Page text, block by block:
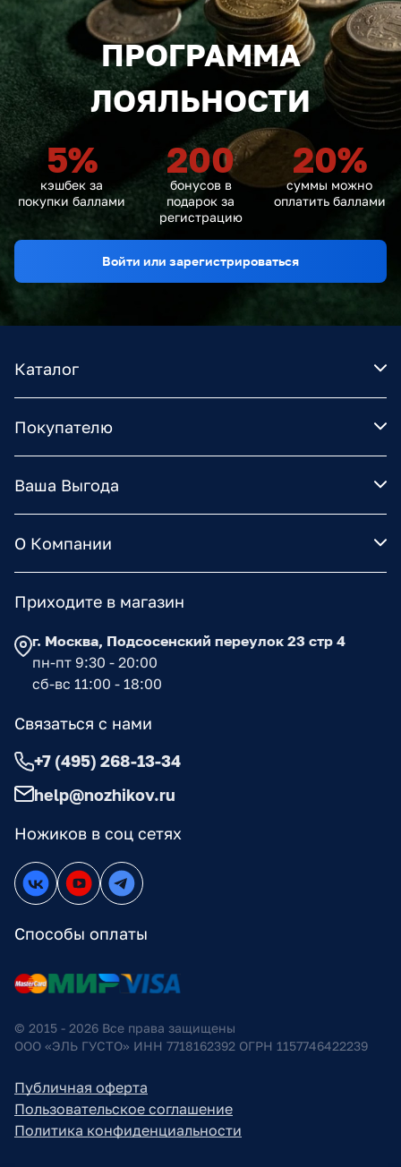
ПРОГРАММА
ЛОЯЛЬНОСТИ
5%
кэшбек за
покупки баллами
200
бонусов в
подарок за
регистрацию
20%
суммы можно
оплатить баллами
Войти или зарегистрироваться
Каталог
Покупателю
Ваша Выгода
О Компании
Ножиков в соц сетях
Способы оплаты
Приходите в магазин
г. Москва, Подсосенский переулок 23 стр 4
пн-пт 9:30 - 20:00
сб-вс 11:00 - 18:00
Связаться с нами
+7 (495) 268-13-34
help@nozhikov.ru
© 2015 - 2026 Все права защищены
ООО «ЭЛЬ ГУСТО» ИНН 7718162392 ОГРН 1157746422239
Публичная оферта
Пользовательское соглашение
Политика конфиденциальности